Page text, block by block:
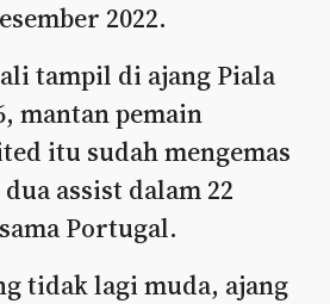
2022.
tampil di ajang Piala
mantan pemain
itu sudah mengemas
assist dalam 22
Portugal.
tidak lagi muda, ajang